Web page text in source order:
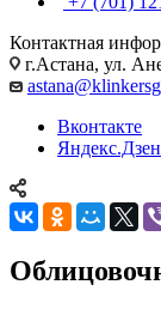
Контактная
г.Астана, ул.
Вконтакте
Яндекс.Дзен